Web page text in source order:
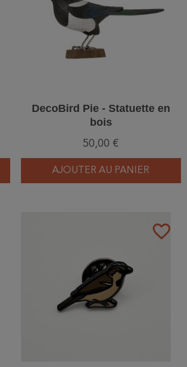
DecoBird Pie - Statuette en
bois
50,00 €
AJOUTER AU PANIER
favorite_border